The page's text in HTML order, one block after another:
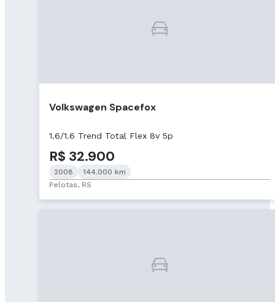
Volkswagen Spacefox
1.6/1.6 Trend Total Flex 8v 5p
R$ 32.900
2008
144.000 km
Pelotas, RS